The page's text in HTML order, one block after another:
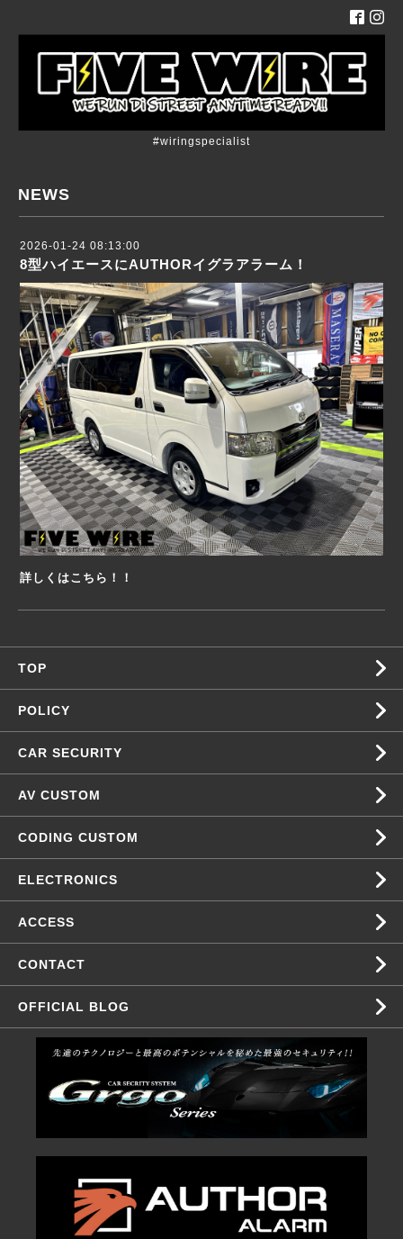
#wiringspecialist
NEWS
2026-01-24 08:13:00
8型ハイエースにAUTHORイグラアラーム！
詳しくはこちら！！
TOP
POLICY
CAR SECURITY
AV CUSTOM
CODING CUSTOM
ELECTRONICS
ACCESS
CONTACT
OFFICIAL BLOG